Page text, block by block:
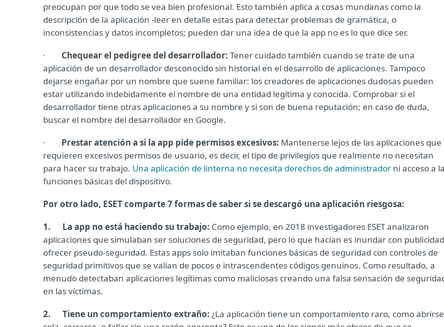
preocupan por que todo se vea bien profesional. Esto también aplica a cosas mundanas como la
descripción de la aplicación -leer en detalle estas para detectar problemas de gramática, o
inconsistencias y datos incompletos; pueden dar una idea de que la app no es lo que dice ser.
· Chequear el pedigree del desarrollador: Tener cuidado también cuando se trate de una
aplicación de un desarrollador desconocido sin historial en el desarrollo de aplicaciones. Tampoco
dejarse engañar por un nombre que suene familiar: los creadores de aplicaciones dudosas pueden
estar utilizando indebidamente el nombre de una entidad legítima y conocida. Comprobar si el
desarrollador tiene otras aplicaciones a su nombre y si son de buena reputación; en caso de duda,
buscar el nombre del desarrollador en Google.
· Prestar atención a si la app pide permisos excesivos: Mantenerse lejos de las aplicaciones que
requieren excesivos permisos de usuario, es decir, el tipo de privilegios que realmente no necesitan
para hacer su trabajo. Una aplicación de linterna no necesita derechos de administrador ni acceso a
funciones básicas del dispositivo.
Por otro lado, ESET comparte 7 formas de saber si se descargó una aplicación riesgosa:
1. La app no está haciendo su trabajo: Como ejemplo, en 2018 investigadores ESET analizaron
aplicaciones que simulaban ser soluciones de seguridad, pero lo que hacían es inundar con
ofrecer pseudo-seguridad. Estas apps solo imitaban funciones básicas de seguridad con controles de
seguridad primitivos que se valían de pocos e intrascendentes códigos genuinos. Como resultado, a
menudo detectaban aplicaciones legítimas como maliciosas creando una falsa sensación de
en las víctimas.
2. Tiene un comportamiento extraño: ¿La aplicación tiene un comportamiento raro, como abrirse